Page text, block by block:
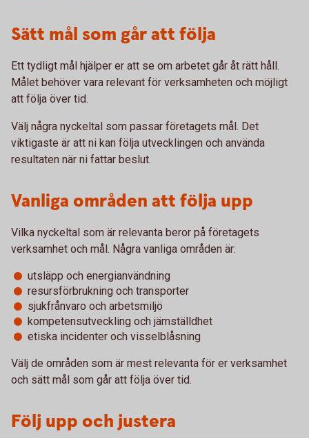
Sätt mål som går att följa
Ett tydligt mål hjälper er att se om arbetet går åt rätt håll.
Målet behöver vara relevant för verksamheten och möjligt
att följa över tid.
Välj några nyckeltal som passar företagets mål. Det
viktigaste är att ni kan följa utvecklingen och använda
resultaten när ni fattar beslut.
Vanliga områden att följa upp
Vilka nyckeltal som är relevanta beror på företagets
verksamhet och mål. Några vanliga områden är:
utsläpp och energianvändning
resursförbrukning och transporter
sjukfrånvaro och arbetsmiljö
kompetensutveckling och jämställdhet
etiska incidenter och visselblåsning
Välj de områden som är mest relevanta för er verksamhet
och sätt mål som går att följa över tid.
Följ upp och justera